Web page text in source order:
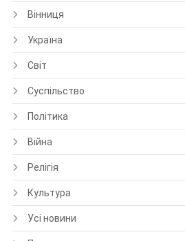
Вінниця
Україна
Світ
Суспільство
Політика
Війна
Релігія
Культура
Усі новини